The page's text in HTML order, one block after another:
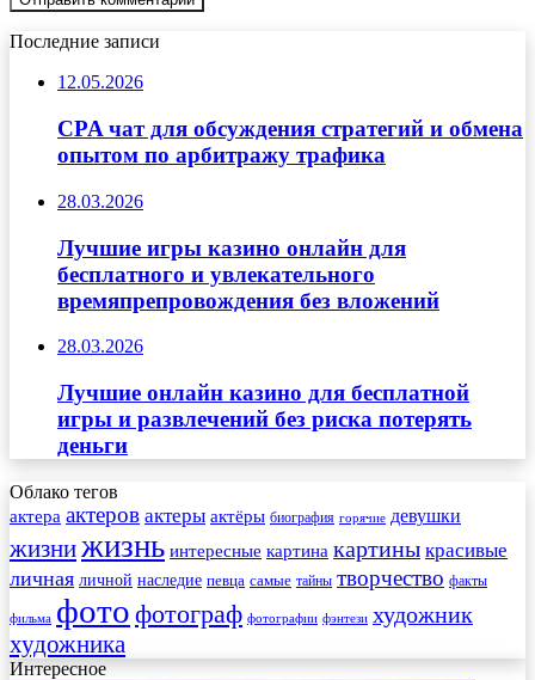
Последние записи
12.05.2026
CPA чат для обсуждения стратегий и обмена
опытом по арбитражу трафика
28.03.2026
Лучшие игры казино онлайн для
бесплатного и увлекательного
времяпрепровождения без вложений
28.03.2026
Лучшие онлайн казино для бесплатной
игры и развлечений без риска потерять
деньги
Облако тегов
актера актеров актеры актёры биография горячие девушки
жизнижизнь интересные картина картины красивые
личная личной наследие певца самые тайны творчество факты
фильма фото фотограф фотографии фэнтези художник
художника
Интересное